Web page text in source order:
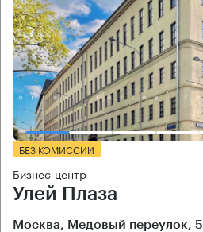
БЕЗ КОМИССИИ
Бизнес-центр
Улей Плаза
Москва, Медовый переулок, 5